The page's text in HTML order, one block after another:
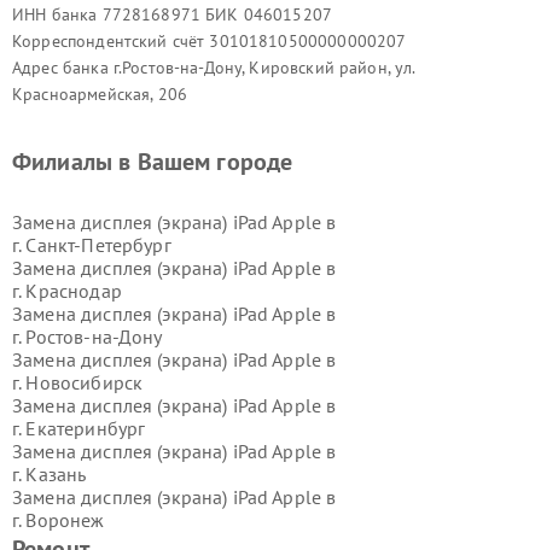
ИНН банка 7728168971 БИК 046015207
Корреспондентский счёт 30101810500000000207
Адрес банка г.Ростов-на-Дону, Кировский район, ул.
Красноармейская, 206
Филиалы в Вашем городе
Замена дисплея (экрана) iPad Apple в
г. Санкт-Петербург
Замена дисплея (экрана) iPad Apple в
г. Краснодар
Замена дисплея (экрана) iPad Apple в
г. Ростов-на-Дону
Замена дисплея (экрана) iPad Apple в
г. Новосибирск
Замена дисплея (экрана) iPad Apple в
г. Екатеринбург
Замена дисплея (экрана) iPad Apple в
г. Казань
Замена дисплея (экрана) iPad Apple в
г. Воронеж
Замена дисплея (экрана) iPad Apple в